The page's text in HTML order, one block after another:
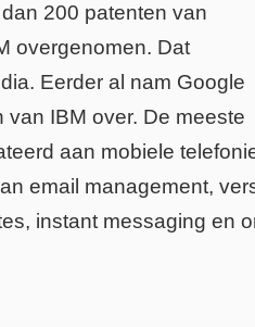
200 patenten van
overgenomen. Dat
Eerder al nam Google
van IBM over. De meeste
aan mobiele
email management,
instant messaging en